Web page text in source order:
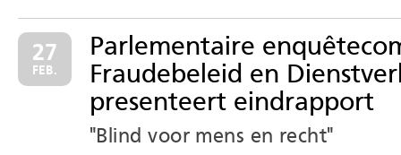
Parlementaire
Fraudebeleid en
presenteert eindrapport
27
FEB.
"Blind voor mens en recht"